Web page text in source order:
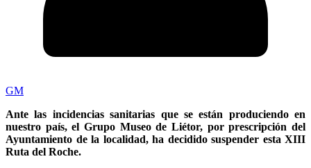
GM
Ante las incidencias sanitarias que se están produciendo en
nuestro país, el Grupo Museo de Liétor, por prescripción del
Ayuntamiento de la localidad, ha decidido suspender esta XIII
Ruta del Roche.